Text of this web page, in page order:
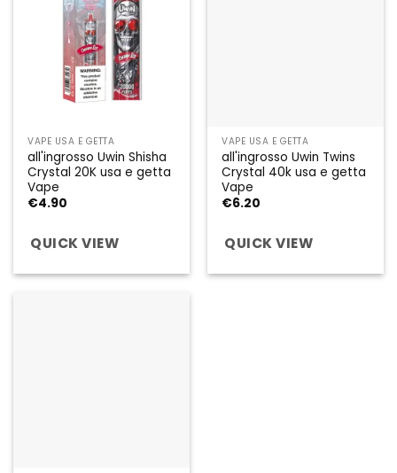
VAPE USA E GETTA
all'ingrosso Uwin Shisha
Crystal 20K usa e getta
Vape
€4.90
QUICK VIEW
VAPE USA E GETTA
all'ingrosso Uwin Twins
Crystal 40k usa e getta
Vape
€6.20
QUICK VIEW